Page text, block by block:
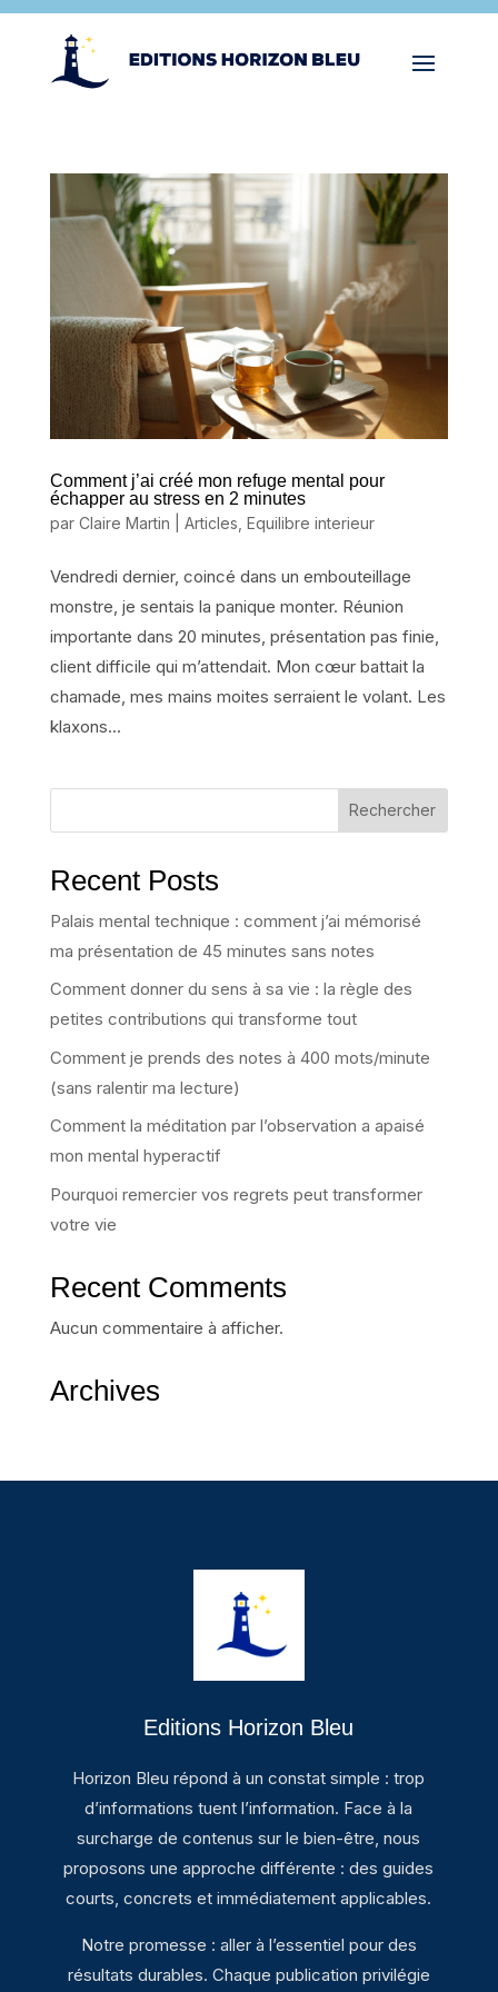
Comment j’ai créé mon refuge mental pour
échapper au stress en 2 minutes
par Claire Martin Articles Equilibre interieur
Vendredi dernier, coincé dans un embouteillage
monstre, je sentais la panique monter. Réunion
importante dans 20 minutes, présentation pas finie,
client difficile qui m’attendait. Mon cœur battait la
chamade, mes mains moites serraient le volant. Les
klaxons...
Rechercher
Recent Posts
Palais mental technique : comment j’ai mémorisé
ma présentation de 45 minutes sans notes
Comment donner du sens à sa vie : la règle des
petites contributions qui transforme tout
Comment je prends des notes à 400 mots/minute
(sans ralentir ma lecture)
Comment la méditation par l’observation a apaisé
mon mental hyperactif
Pourquoi remercier vos regrets peut transformer
votre vie
Recent Comments
Aucun commentaire à afficher.
Archives
Editions Horizon Bleu
Horizon Bleu répond à un constat simple : trop
d’informations tuent l’information. Face à la
surcharge de contenus sur le bien-être, nous
proposons une approche différente : des guides
courts, concrets et immédiatement applicables.
Notre promesse : aller à l’essentiel pour des
résultats durables. Chaque publication privilégie